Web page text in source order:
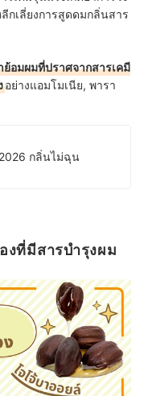
กเลี่ยงการสูดดมกลิ่นสาร
ย้อมผมที่ปราศจากสารเคมี
อย่างแอมโมเนีย, พารา
กลิ่นไม่ฉุน
งที่มีสารบำรุงผม